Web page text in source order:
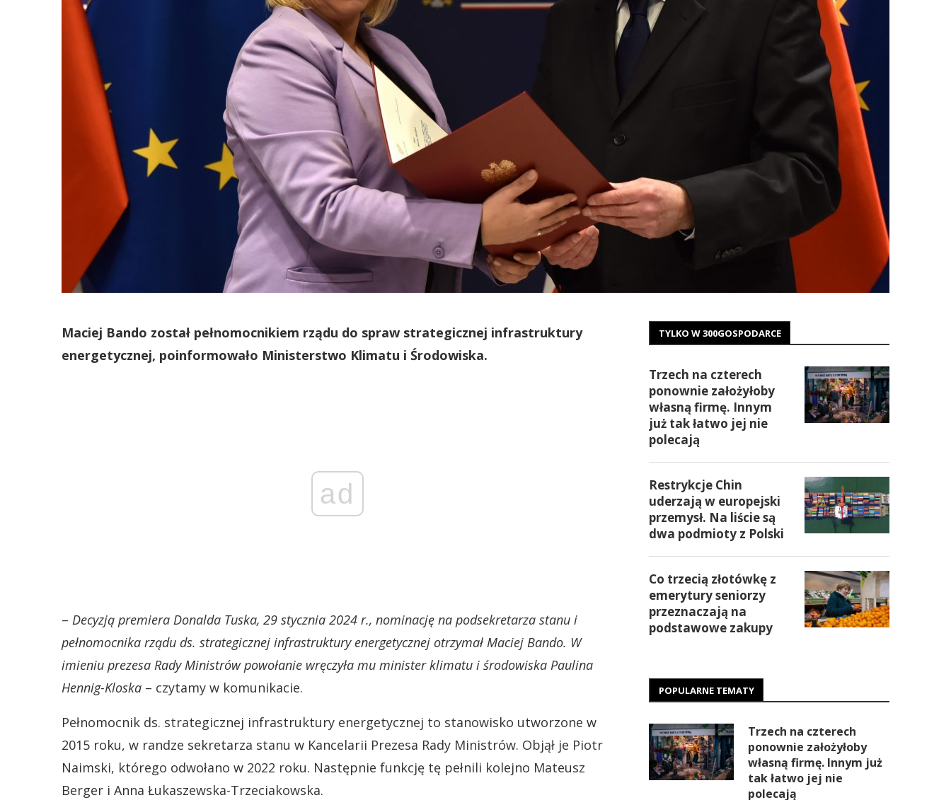
Maciej Bando został pełnomocnikiem rządu do spraw strategicznej infrastruktury
energetycznej, poinformowało Ministerstwo Klimatu i Środowiska.
ad
– Decyzją premiera Donalda Tuska, 29 stycznia 2024 r., nominację na podsekretarza stanu i
pełnomocnika rządu ds. strategicznej infrastruktury energetycznej otrzymał Maciej Bando. W
imieniu prezesa Rady Ministrów powołanie wręczyła mu minister klimatu i środowiska Paulina
Hennig-Kloska – czytamy w komunikacie.
Pełnomocnik ds. strategicznej infrastruktury energetycznej to stanowisko utworzone w
2015 roku, w randze sekretarza stanu w Kancelarii Prezesa Rady Ministrów. Objął je Piotr
Naimski, którego odwołano w 2022 roku. Następnie funkcję tę pełnili kolejno Mateusz
Berger i Anna Łukaszewska-Trzeciakowska.
TYLKO W 300GOSPODARCE
Trzech na czterech
ponownie założyłoby
własną firmę. Innym
już tak łatwo jej nie
polecają
Restrykcje Chin
uderzają w europejski
przemysł. Na liście są
dwa podmioty z Polski
Co trzecią złotówkę z
emerytury seniorzy
przeznaczają na
podstawowe zakupy
POPULARNE TEMATY
Trzech na czterech
ponownie założyłoby
własną firmę. Innym już
tak łatwo jej nie
polecają